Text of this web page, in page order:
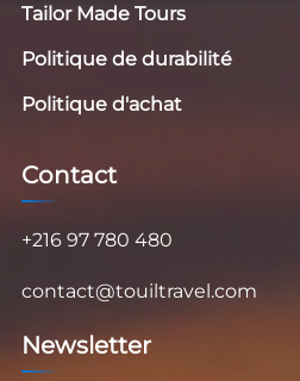
Tailor Made Tours
Politique de durabilité
Politique d'achat
Contact
+216 97 780 480
contact@touiltravel.com
Newsletter